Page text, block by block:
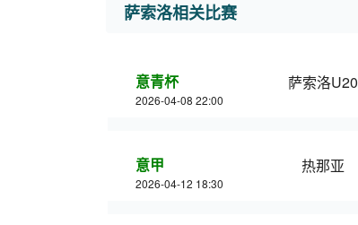
萨索洛相关比赛
意青杯
2026-04-08 22:00
萨索洛U20
意甲
2026-04-12 18:30
热那亚